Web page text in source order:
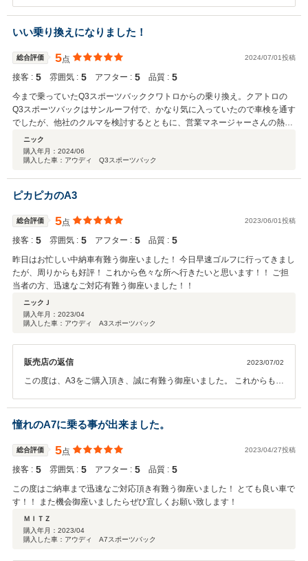
ょうか？ お気軽にご連絡、ご相談お待ち申し上げております！ ご友人
のお車のサービスの件も、お気軽にご相談下さい！ 今後ともAudi池袋
をどうぞ宜しくお願い申し上げます。
いい乗り換えになりました！
総合評価 5点 2024/07/01投稿
接客 : 5 雰囲気 : 5 アフター : 5 品質 : 5
今まで乗っていたQ3スポーツバッククワトロからの乗り換え。クアトロの
Q3スポーツバックはサンルーフ付で、かなり気に入っていたので車検を通す
でしたが、他社のクルマを検討するとともに、営業マネージャーさんの熱意
とご提案頂いたQ3スポーツバックのマイルドハイブリッドとホワイトボディ
のブラックスタイリング+サンルーフが気に入り、購入させていただきまし
た。乗り口も全く異なり、別のクルマのようで、大変満足しています！
ニック
購入年月： 2024/06
購入した車：アウディ Q3スポーツバック
ピカピカのA3
総合評価 5点 2023/06/01投稿
接客 : 5 雰囲気 : 5 アフター : 5 品質 : 5
昨日はお忙しい中納車有難う御座いました！ 今日早速ゴルフに行ってきまし
たが、周りからも好評！ これから色々な所へ行きたいと思います！！ ご担
当者の方、迅速なご対応有難う御座いました！！
ニックＪ
購入年月： 2023/04
購入した車：アウディ A3スポーツバック
販売店の返信 2023/07/02
この度は、A3をご購入頂き、誠に有難う御座いました。 これからもア
まいります。 お時間がございましたら、お店にお立ち寄りください。
今後とも、どうぞ宜しくお願い申し上げます。
憧れのA7に乗る事が出来ました。
総合評価 5点 2023/04/27投稿
接客 : 5 雰囲気 : 5 アフター : 5 品質 : 5
この度はご納車まで迅速なご対応頂き有難う御座いました！ とても良い車で
す！！ また機会御座いましたらぜひ宜しくお願い致します！
ＭＩＴＺ
購入年月： 2023/04
購入した車：アウディ A7スポーツバック